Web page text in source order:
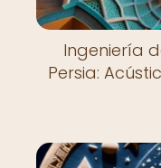
Ingeniería
Persia: